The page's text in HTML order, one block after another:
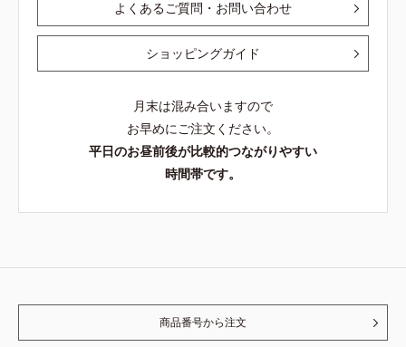
よくあるご質問・お問い合わせ
ショッピングガイド
月末は混み合いますので
お早めにご注文ください。
平日のお昼前後が比較的つながりやすい
時間帯です。
商品番号から注文